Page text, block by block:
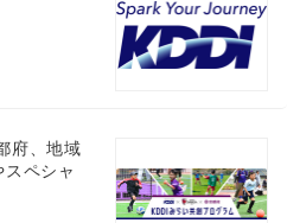
府、地域
ペシャ